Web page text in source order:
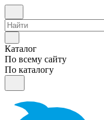
Каталог
По всему сайту
По каталогу